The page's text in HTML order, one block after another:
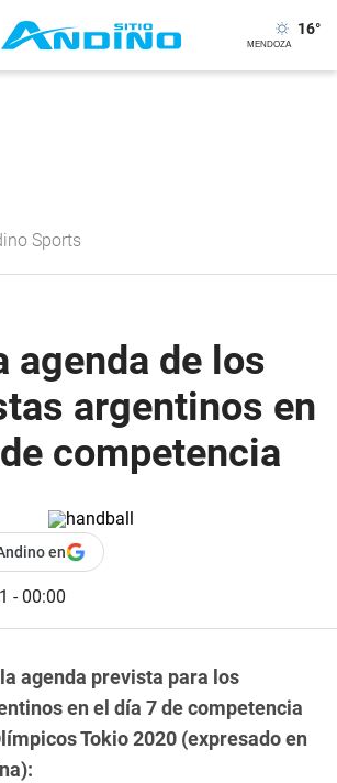
16°
Sports
agenda de los
argentinos en
competencia
en
- 00:00
agenda prevista para los
en el día 7 de competencia
Tokio 2020 (expresado en